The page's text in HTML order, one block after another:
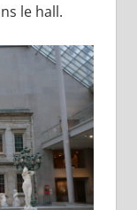
le hall.